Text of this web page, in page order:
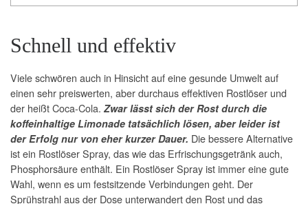
Schnell und effektiv
Viele schwören auch in Hinsicht auf eine gesunde Umwelt auf
einen sehr preiswerten, aber durchaus effektiven Rostlöser und
der heißt Coca-Cola. Zwar lässt sich der Rost durch die
koffeinhaltige Limonade tatsächlich lösen, aber leider ist
der Erfolg nur von eher kurzer Dauer. Die bessere Alternative
ist ein Rostlöser Spray, das wie das Erfrischungsgetränk auch,
Phosphorsäure enthält. Ein Rostlöser Spray ist immer eine gute
Wahl, wenn es um festsitzende Verbindungen geht. Der
Sprühstrahl aus der Dose unterwandert den Rost und das